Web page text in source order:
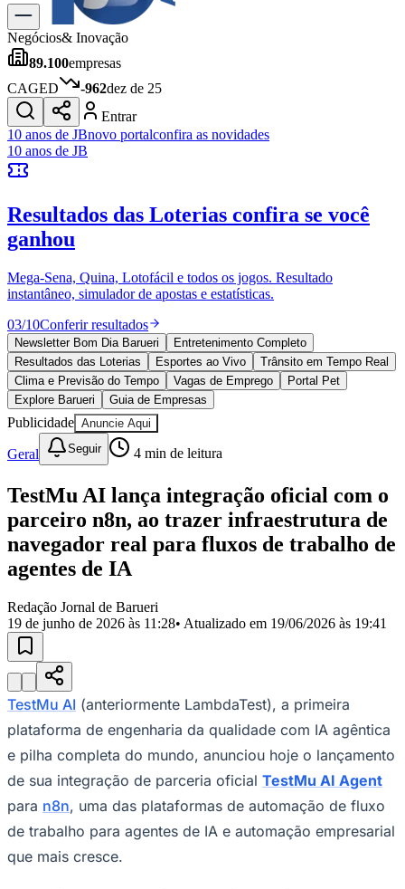
Dia a Dia & Lazer
Gastronomia
Cinema & Shows
JogosNovo
Para Sua Empresa
Publicidade Legal
Política
Esportes
Saúde
Cultura
Meio Ambiente
Obras
Educação
Bairros de Barueri
Selecione sua regiãoPara notícias da sua região
AldeiaAldeia da Serra Aldeia de Barueri Alphaville Bairro
JubranBelval BethavilleBoa
VistaCalifórniaCarapicuíba CentroChácaras MarcoCidades da
Cotia Cruz Preta Engenho Novo
Fazenda
MilitarItapeviJandiraJardim Audir Jardim BelvalJardim
CalifórniaJardim dos Altos
JulioJardim LíbanoJardim Maria Cristina
MutingaJardim ParaísoJardim PaulistaJardim ReginaliceJardim São
LuísJardim São Pedro
Tupã
CamargosParque Imperial
do Bom Jesus
ParnaíbaSilveiraTamboréVale do SolVila Barros Vila Boa Vista
do CondeVila Engenho Novo
Vila Nossa Sra. da
EscadaVila Porto Votupoca
Para Sua Empresa
Anuncie no Portal
Divulgar VagasNovo
Publicidade Legal
Negócios Regionais
Negócios& Inovação
89.100empresas
CAGED
-962dez de 25
Entrar
10 anos de JBnovo portalconfira as novidades
10 anos de JB
Resultados das Loterias confira se você
ganhou
Mega-Sena, Quina, Lotofácil e todos os jogos. Resultado
instantâneo, simulador de apostas e estatísticas.
03/10Conferir resultados
Newsletter Bom Dia Barueri
Entretenimento Completo
Resultados das Loterias
Esportes ao Vivo
Trânsito em Tempo Real
Clima e Previsão do Tempo
Vagas de Emprego
Portal Pet
Explore Barueri
Guia de Empresas
Publicidade Anuncie Aqui
Geral Seguir 4 min de leitura
TestMu AI lança integração oficial com o
parceiro n8n, ao trazer infraestrutura de
navegador real para fluxos de trabalho de
agentes de IA
Redação Jornal de Barueri
19 de junho de 2026 às 11:28• Atualizado em 19/06/2026 às 19:41
TestMu AI (anteriormente LambdaTest), a primeira
plataforma de engenharia da qualidade com IA agêntica
e pilha completa do mundo, anunciou hoje o lançamento
de sua integração de parceria oficial TestMu AI Agent
para n8n, uma das plataformas de automação de fluxo
de trabalho para agentes de IA e automação empresarial
que mais cresce.